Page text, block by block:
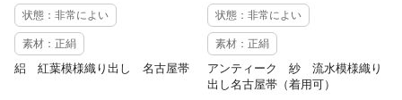
状態：非常によい
素材：正絹
絽 紅葉模様織り出し 名古屋帯
状態：非常によい
素材：正絹
アンティーク 紗 流水模様織り
出し名古屋帯（着用可）